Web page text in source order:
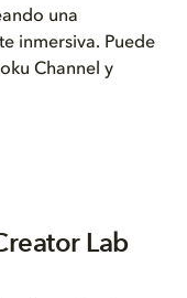
una
inmersiva. Puede
Channel y
Lab